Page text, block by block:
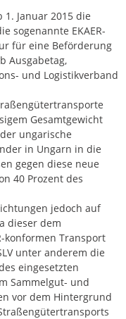
Januar 2015 die
sogenannte EKAER-
für eine Beförderung
Ausgabetag,
und Logistikverband
Gesamtgewicht
ungarische
in Ungarn in die
gegen diese neue
40 Prozent des
jedoch auf
dieser dem
konformen Transport
unter anderem die
eingesetzten
Sammelgut- und
vor dem Hintergrund